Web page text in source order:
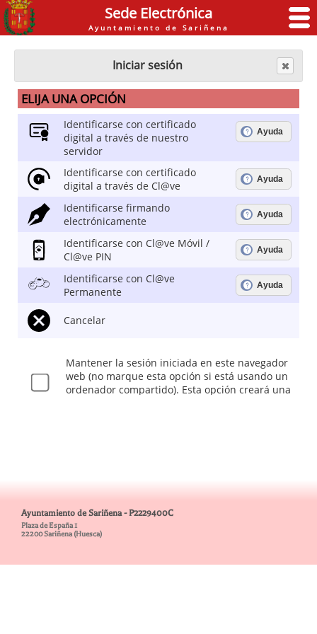
Sede Electrónica
Ayuntamiento de Sariñena
Iniciar sesión
Ayuntamiento de Sariñena - P2229400C
Plaza de España 1
22200 Sariñena (Huesca)